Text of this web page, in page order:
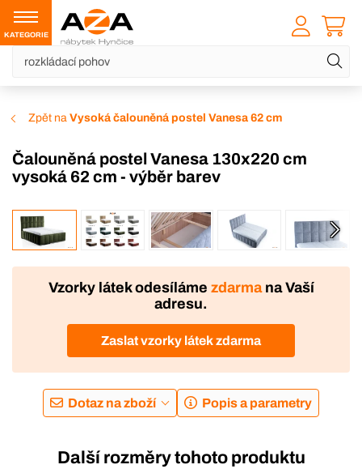
KATEGORIE
Zpět na Vysoká čalouněná postel Vanesa 62 cm
Čalouněná postel Vanesa 130x220 cm
vysoká 62 cm - výběr barev
VÝROBA
Vzorky látek odesíláme zdarmana Vaší
adresu.
Zaslat vzorky látek zdarma
Dotaz na zboží Popis a parametry
Další rozměry tohoto produktu